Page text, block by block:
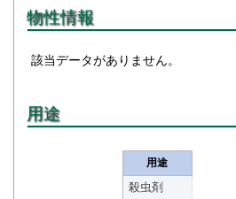
物性情報
該当データがありません。
用途
用途
殺虫剤